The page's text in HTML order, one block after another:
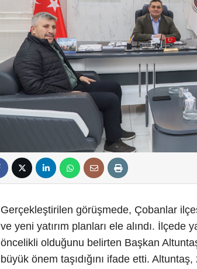
Gerçekleştirilen görüşmede, Çobanlar
ve yeni yatırım planları ele alındı.
öncelikli olduğunu belirten Başkan
büyük önem taşıdığını ifade etti.